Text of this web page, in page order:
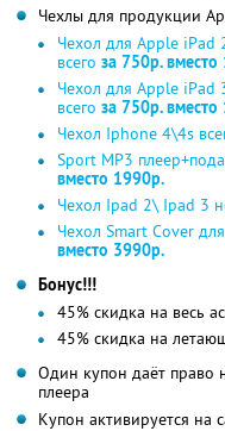
Чехлы для продукции
Чехол для Apple iPad
всего за 750р.
Чехол для Apple iPad
всего за 750р.
Чехол Iphone 4\4s
Sport MP3
вместо 1990р.
Чехол Ipad 2\ Ipad 3
Чехол Smart Cover
вместо 3990р.
Бонус!!!
45% скидка на весь
45% скидка на
Один купон даёт право
плеера
Купон активируется на